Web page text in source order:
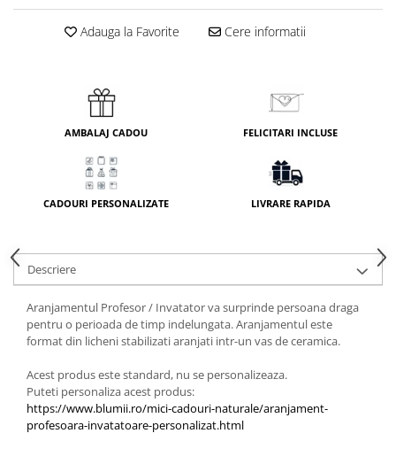
Adauga la Favorite Cere informatii
AMBALAJ CADOU FELICITARI INCLUSE
CADOURI PERSONALIZATE LIVRARE RAPIDA
Descriere
Aranjamentul Profesor / Invatator va surprinde persoana draga
pentru o perioada de timp indelungata. Aranjamentul este
format din licheni stabilizati aranjati intr-un vas de ceramica.
Acest produs este standard, nu se personalizeaza.
Puteti personaliza acest produs:
https://www.blumii.ro/mici-cadouri-naturale/aranjament-
profesoara-invatatoare-personalizat.html